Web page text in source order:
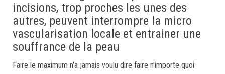
incisions, trop proches les unes des
autres, peuvent interrompre la micro
vascularisation locale et entrainer une
souffrance de la peau
Faire le maximum n’a jamais voulu dire faire n’importe quoi